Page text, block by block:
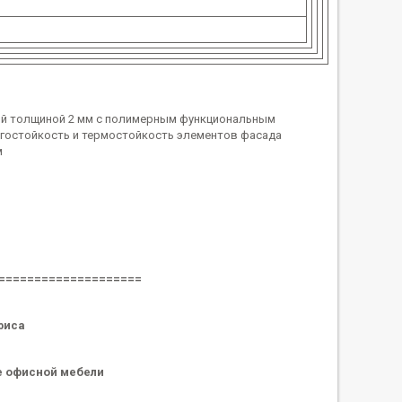
толщиной 2 мм с полимерным функциональным
и термостойкость элементов фасада
офисной мебели